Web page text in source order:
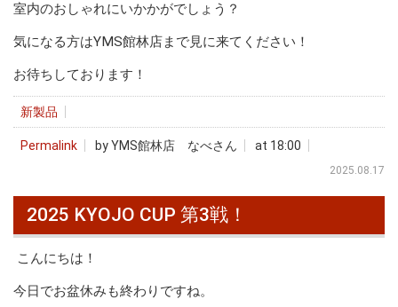
室内のおしゃれにいかかがでしょう？
気になる方はYMS館林店まで見に来てください！
お待ちしております！
新製品
Permalink by YMS館林店 なべさん at 18:00
2025.08.17
2025 KYOJO CUP 第3戦！
こんにちは！
今日でお盆休みも終わりですね。